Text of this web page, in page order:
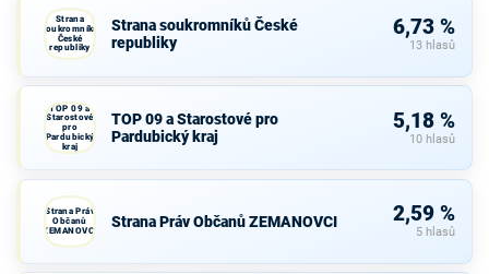
Strana
soukromníků
České
republiky
Strana soukromníků České
republiky
6,73 %
13 hlasů
TOP 09 a
Starostové
pro
Pardubický
kraj
TOP 09 a Starostové pro
Pardubický kraj
5,18 %
10 hlasů
Strana Práv
Občanů
ZEMANOVCI
Strana Práv Občanů ZEMANOVCI 2,59 %
5 hlasů